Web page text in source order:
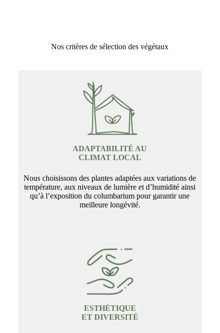
Nos critères de sélection des végétaux
ADAPTABILITÉ AU
CLIMAT LOCAL
Nous choisissons des plantes adaptées aux variations de
température, aux niveaux de lumière et d’humidité ainsi
qu’à l’exposition du columbarium pour garantir une
meilleure longévité.
ESTHÉTIQUE
ET DIVERSITÉ